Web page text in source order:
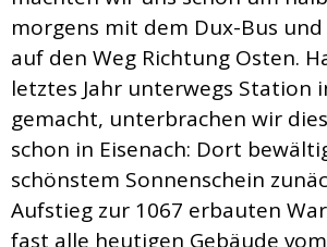
morgens mit dem Dux-Bus und
auf den Weg Richtung Osten.
letztes Jahr unterwegs Station
gemacht, unterbrachen wir
schon in Eisenach: Dort
schönstem Sonnenschein
Aufstieg zur 1067 erbauten
fast alle heutigen Gebäude